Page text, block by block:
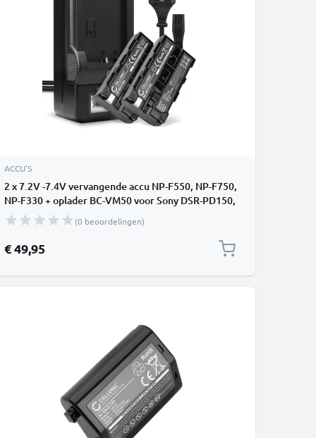
ACCU'S
2 x 7.2V -7.4V vervangende accu NP-F550, NP-F750,
NP-F330 + oplader BC-VM50 voor Sony DSR-PD150,
HDR-FX7, HDR-FX1, HDR-FX1000, GV-HD700, DSR-
PD170 camcorder
(0 beoordelingen)
€ 49,95